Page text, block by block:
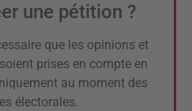
une pétition ?
que les opinions et
prises en compte en
au moment des
électorales.